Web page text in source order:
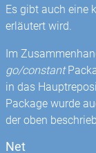
Es gibt auch eine
erläutert wird.
Im
go/constant
in das
Package wurde
der oben
Net